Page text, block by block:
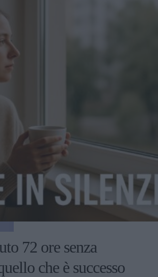
72 ore senza
che è successo